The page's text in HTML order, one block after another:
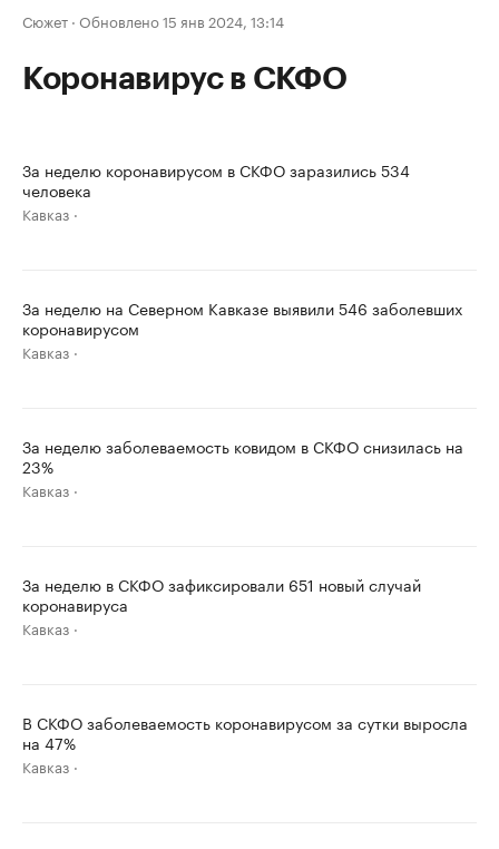
Сюжет · Обновлено 15 янв 2024, 13:14
Коронавирус в СКФО
За неделю коронавирусом в СКФО заразились 534
человека
Кавказ
За неделю на Северном Кавказе выявили 546 заболевших
коронавирусом
Кавказ
За неделю заболеваемость ковидом в СКФО снизилась на
23%
Кавказ
За неделю в СКФО зафиксировали 651 новый случай
коронавируса
Кавказ
В СКФО заболеваемость коронавирусом за сутки выросла
на 47%
Кавказ